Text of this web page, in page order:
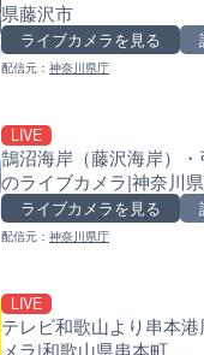
県藤沢市
ライブカメラを見る
配信元： 神奈川県庁
LIVE
鵠沼海岸（藤沢海岸）
のライブカメラ|神奈川
ライブカメラを見る
配信元： 神奈川県庁
LIVE
テレビ和歌山より串本